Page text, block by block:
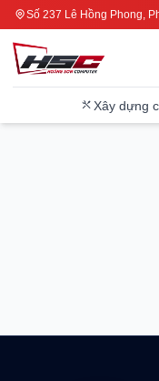
Số 237 Lê Hồng Phong,
Xây dựng